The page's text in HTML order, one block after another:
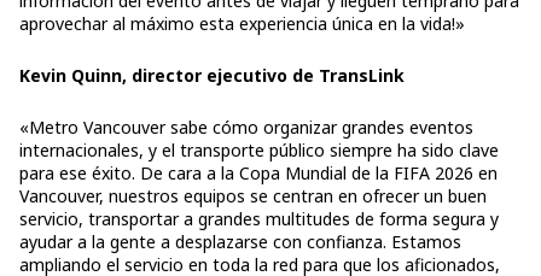
aprovechar al máximo esta experiencia única en la vida!»
Kevin Quinn, director ejecutivo de TransLink
«Metro Vancouver sabe cómo organizar grandes eventos
internacionales, y el transporte público siempre ha sido clave
para ese éxito. De cara a la Copa Mundial de la FIFA 2026 en
Vancouver, nuestros equipos se centran en ofrecer un buen
servicio, transportar a grandes multitudes de forma segura y
ayudar a la gente a desplazarse con confianza. Estamos
ampliando el servicio en toda la red para que los aficionados,